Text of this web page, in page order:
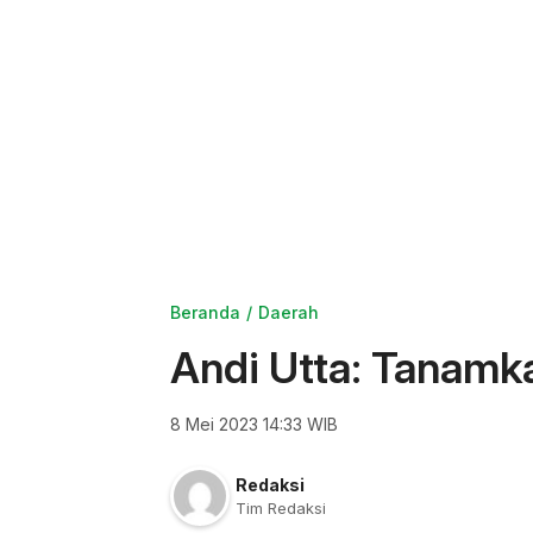
Beranda Daerah
Andi Utta:
8 Mei 2023 14:33 WIB
Redaksi
Tim Redaksi